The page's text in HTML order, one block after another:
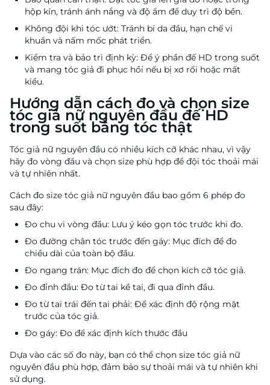
hộp kín, tránh ánh nắng và độ ẩm để duy trì độ bền.
Không đội khi tóc ướt: Tránh bí da đầu, hạn chế vi
khuẩn và nấm mốc phát triển.
Kiểm tra và bảo trì định kỳ: Để ý phần đế HD trong suốt
và mang tóc giả đi phục hồi nếu bị xơ rối hoặc mất
kiểu.
Hướng dẫn cách đo và chọn size
tóc giả nữ nguyên đầu đế HD
trong suốt bằng tóc thật
Tóc giả nữ nguyên đầu có nhiều kích cỡ khác nhau, vì vậy
hãy đo vòng đầu và chọn size phù hợp để đội tóc thoải mái
và tự nhiên nhất.
Cách đo size tóc giả nữ nguyên đầu bao gồm 6 phép đo
sau đây:
Đo chu vi vòng đầu: Lưu ý kéo gọn tóc trước khi đo.
Đo đường chân tóc trước đến gáy: Mục đích để đo
chiều dài của toàn bộ đầu.
Đo ngang trán: Mục đích đo để chọn kích cỡ tóc giả.
Đo đỉnh đầu: Đo từ tai kề tai, đi qua đỉnh đầu.
Đo từ tai trái đến tai phải: Để xác định độ rộng mặt
trước của tóc giả.
Đo gáy: Đo để xác định kích thước đầu
Dựa vào các số đo này, bạn có thể chọn size tóc giả nữ
nguyên đầu phù hợp, đảm bảo sự thoải mái và tự nhiên khi
sử dụng.